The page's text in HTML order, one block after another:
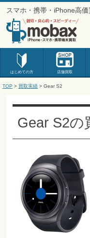
スマホ・携帯・iPhone高
はじめての方 店舗買取
TOP > 買取実績 > Gear S2
Gear S2の